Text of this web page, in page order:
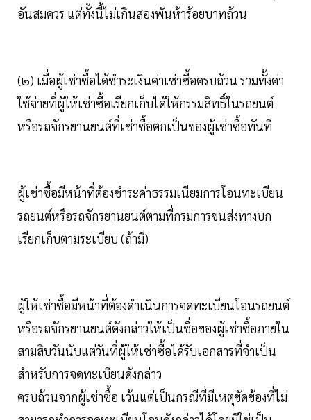
อันสมควร แต่ทั้งนี้ไม่เกินสองพันห้าร้อยบาทถ้วน
(๒) เมื่อผู้เช่าซื้อได้ชำระเงินค่าเช่าซื้อครบถ้วน รวมทั้งค่า
ใช้จ่ายที่ผู้ให้เช่าซื้อเรียกเก็บได้ให้กรรมสิทธิ์ในรถยนต์
หรือรถจักรยานยนต์ที่เช่าซื้อตกเป็นของผู้เช่าซื้อทันที
ผู้เช่าซื้อมีหน้าที่ต้องชำระค่าธรรมเนียมการโอนทะเบียน
รถยนต์หรือรถจักรยานยนต์ตามที่กรมการขนส่งทางบก
เรียกเก็บตามระเบียบ (ถ้ามี)
ผู้ให้เช่าซื้อมีหน้าที่ต้องดำเนินการจดทะเบียนโอนรถยนต์
หรือรถจักรยานยนต์ดังกล่าวให้เป็นชื่อของผู้เช่าซื้อภายใน
สามสิบวันนับแต่วันที่ผู้ให้เช่าซื้อได้รับเอกสารที่จำเป็น
สำหรับการจดทะเบียนดังกล่าว
ครบถ้วนจากผู้เช่าซื้อ เว้นแต่เป็นกรณีที่มีเหตุขัดข้องที่ไม่